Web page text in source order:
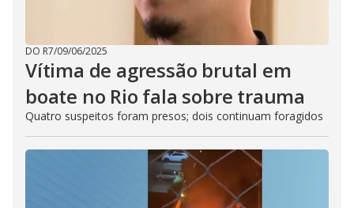
DO R7/09/06/2025
Vítima de agressão brutal em
boate no Rio fala sobre trauma
Quatro suspeitos foram presos; dois continuam foragidos